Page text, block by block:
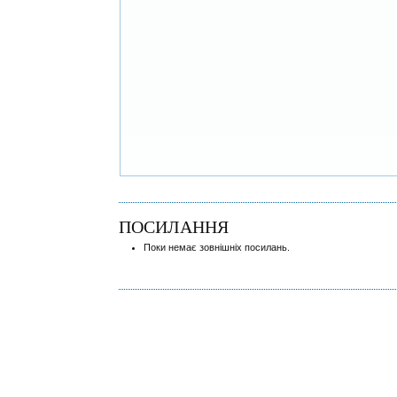
ПОСИЛАННЯ
Поки немає зовнішніх посилань.